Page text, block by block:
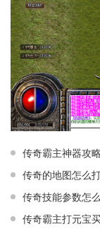
传奇霸主神器攻
传奇的地图怎么
传奇技能参数怎
传奇霸主打元宝